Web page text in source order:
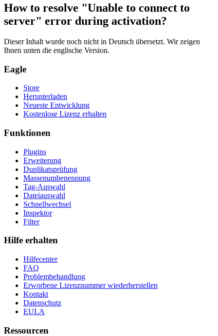
How to resolve "Unable to connect to
server" error during activation?
Dieser Inhalt wurde noch nicht in Deutsch übersetzt. Wir zeigen
Ihnen unten die englische Version.
Eagle
Store
Herunterladen
Neueste Entwicklung
Kostenlose Lizenz erhalten
Funktionen
Plugins
Erweiterung
Duplikatsprüfung
Massenumbenennung
Tag-Auswahl
Dateiauswahl
Schnellwechsel
Inspektor
Filter
Hilfe erhalten
Hilfecenter
FAQ
Problembehandlung
Erworbene Lizenznummer wiederherstellen
Kontakt
Datenschutz
EULA
Ressourcen